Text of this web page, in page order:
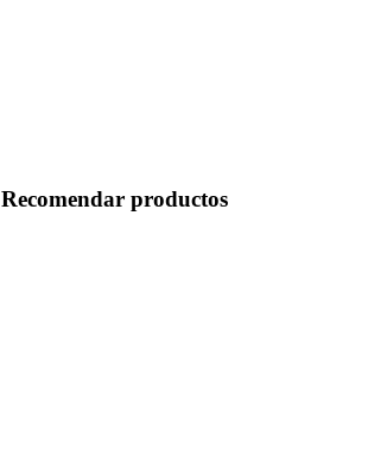
Recomendar productos